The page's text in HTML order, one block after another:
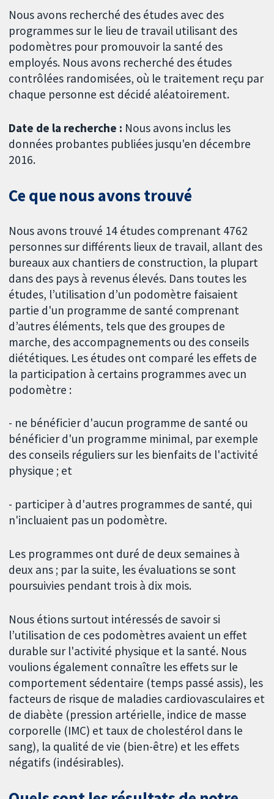
Nous avons recherché des études avec des
programmes sur le lieu de travail utilisant des
podomètres pour promouvoir la santé des
employés. Nous avons recherché des études
contrôlées randomisées, où le traitement reçu par
chaque personne est décidé aléatoirement.
Date de la recherche : Nous avons inclus les
données probantes publiées jusqu'en décembre
2016.
Ce que nous avons trouvé
Nous avons trouvé 14 études comprenant 4762
personnes sur différents lieux de travail, allant des
bureaux aux chantiers de construction, la plupart
dans des pays à revenus élevés. Dans toutes les
études, l’utilisation d’un podomètre faisaient
partie d'un programme de santé comprenant
d’autres éléments, tels que des groupes de
marche, des accompagnements ou des conseils
diététiques. Les études ont comparé les effets de
la participation à certains programmes avec un
podomètre :
- ne bénéficier d'aucun programme de santé ou
bénéficier d'un programme minimal, par exemple
des conseils réguliers sur les bienfaits de l'activité
physique ; et
- participer à d'autres programmes de santé, qui
n'incluaient pas un podomètre.
Les programmes ont duré de deux semaines à
deux ans ; par la suite, les évaluations se sont
poursuivies pendant trois à dix mois.
Nous étions surtout intéressés de savoir si
l’utilisation de ces podomètres avaient un effet
durable sur l'activité physique et la santé. Nous
voulions également connaître les effets sur le
comportement sédentaire (temps passé assis), les
facteurs de risque de maladies cardiovasculaires et
de diabète (pression artérielle, indice de masse
corporelle (IMC) et taux de cholestérol dans le
sang), la qualité de vie (bien-être) et les effets
négatifs (indésirables).